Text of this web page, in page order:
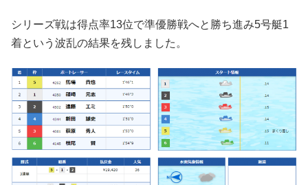
シリーズ戦は得点率13位で準優勝戦へと勝ち進み5号艇1
着という波乱の結果を残しました。